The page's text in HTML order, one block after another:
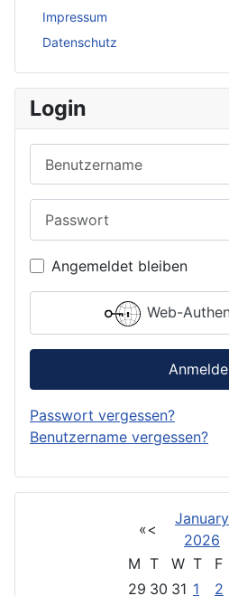
Impressum
Datenschutz
Login
Angemeldet bleiben
Web-
Passwort vergessen?
Benutzername vergessen?
«<
January
2026
M T W T F
29 30 31 1 2